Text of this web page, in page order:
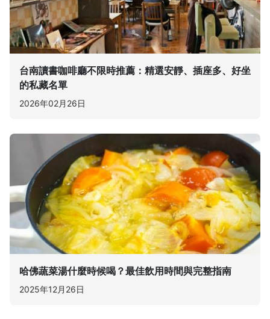
台南讀書咖啡廳不限時推薦：精選安靜、插座多、好坐
的私藏名單
2026年02月26日
哈佛蔬菜湯什麼時候喝？最佳飲用時間與完整指南
2025年12月26日